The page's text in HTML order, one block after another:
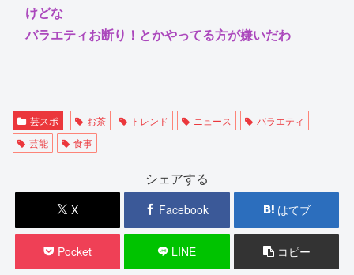
けどな
バラエティお断り！とかやってる方が嫌いだわ
芸スポ お茶 トレンド ニュース
バラエティ
芸能
食事
シェアする
X Facebook はてブ
Pocket LINE コピー